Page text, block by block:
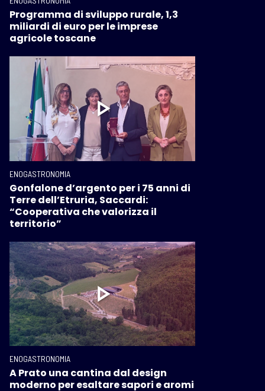
Programma di sviluppo rurale, 1,3
miliardi di euro per le imprese
agricole toscane
ENOGASTRONOMIA
Gonfalone d’argento per i 75 anni di
Terre dell’Etruria, Saccardi:
“Cooperativa che valorizza il
territorio”
ENOGASTRONOMIA
A Prato una cantina dal design
moderno per esaltare sapori e aromi